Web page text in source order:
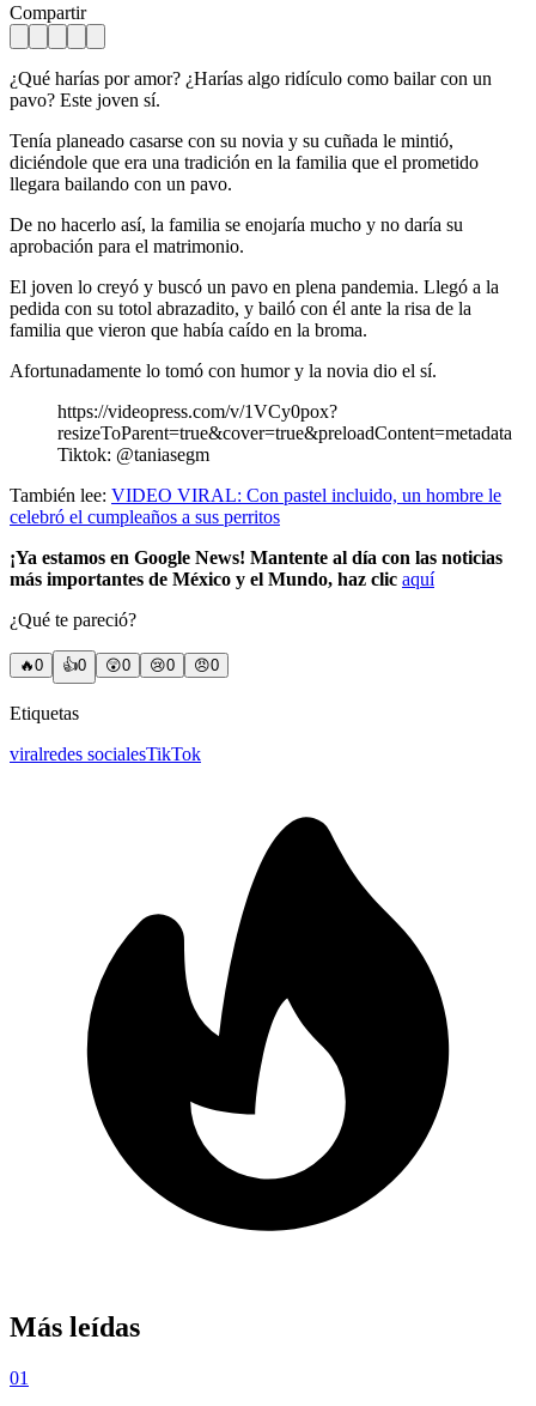
Compartir
¿Qué harías por amor? ¿Harías algo ridículo como bailar con un
pavo? Este joven sí.
Tenía planeado casarse con su novia y su cuñada le mintió,
diciéndole que era una tradición en la familia que el prometido
llegara bailando con un pavo.
De no hacerlo así, la familia se enojaría mucho y no daría su
aprobación para el matrimonio.
El joven lo creyó y buscó un pavo en plena pandemia. Llegó a la
pedida con su totol abrazadito, y bailó con él ante la risa de la
familia que vieron que había caído en la broma.
Afortunadamente lo tomó con humor y la novia dio el sí.
https://videopress.com/v/1VCy0pox?
resizeToParent=true&cover=true&preloadContent=metadata
Tiktok: @taniasegm
También lee: VIDEO VIRAL: Con pastel incluido, un hombre le
celebró el cumpleaños a sus perritos
¡Ya estamos en Google News! Mantente al día con las noticias
más importantes de México y el Mundo, haz clic aquí
¿Qué te pareció?
🔥0 👍0 😲0 😢0 😠0
Etiquetas
viralredes socialesTikTok
Más leídas
01